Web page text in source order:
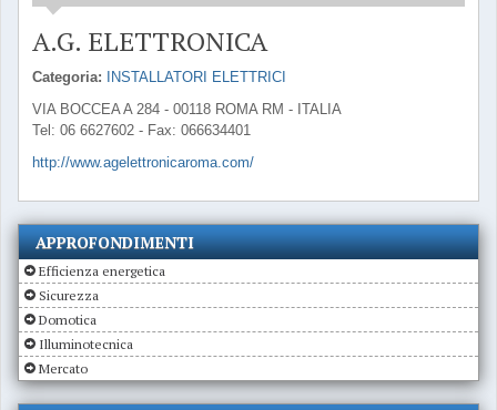
A.G. ELETTRONICA
Categoria:
INSTALLATORI ELETTRICI
VIA BOCCEA A 284 - 00118 ROMA RM - ITALIA
Tel: 06 6627602 - Fax: 066634401
http://www.agelettronicaroma.com/
APPROFONDIMENTI
Efficienza energetica
Sicurezza
Domotica
Illuminotecnica
Mercato